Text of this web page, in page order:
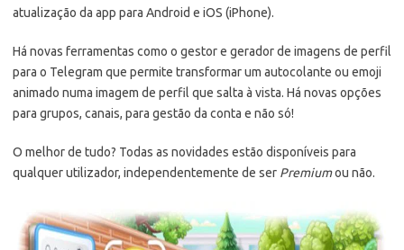
atualização da app para Android e iOS (iPhone).
Há novas ferramentas como o gestor e gerador de imagens de perfil
para o Telegram que permite transformar um autocolante ou emoji
animado numa imagem de perfil que salta à vista. Há novas opções
para grupos, canais, para gestão da conta e não só!
O melhor de tudo? Todas as novidades estão disponíveis para
qualquer utilizador, independentemente de ser Premiumou não.